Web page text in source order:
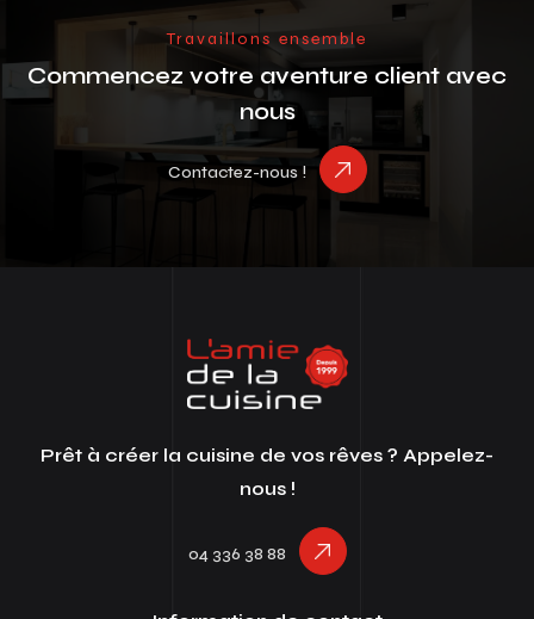
Travaillons ensemble
Commencez votre aventure client avec
nous
Contactez-nous !
Prêt à créer la cuisine de vos rêves ? Appelez-
nous !
04 336 38 88